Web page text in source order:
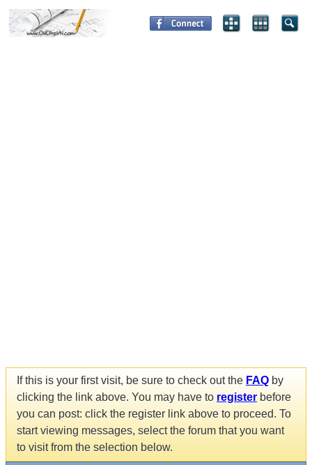
If this is your first visit, be sure to check out the FAQ by
clicking the link above. You may have to register before
you can post: click the register link above to proceed. To
start viewing messages, select the forum that you want
to visit from the selection below.